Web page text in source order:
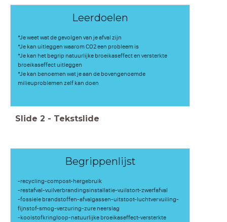
Leerdoelen
*Je weet wat de gevolgen van je afval zijn
*Je kan uitleggen waarom CO2 een probleem is
*Je kan het begrip natuurlijke broeikaseffect en versterkte
broeikaseffect uitleggen
*Je kan benoemen wat je aan de bovengenoemde
milieuproblemen zelf kan doen
Slide 2 - Tekstslide
Begrippenlijst
-recycling-compost-hergebruik
-restafval-vuilverbrandingsinstallatie-vuilstort-zwerfafval
-fossiele brandstoffen-afvalgassen-uitstoot-luchtvervuiling-
fijnstof-smog-verzuring-zure neerslag
-koolstofkringloop-natuurlijke broeikaseffect-versterkte